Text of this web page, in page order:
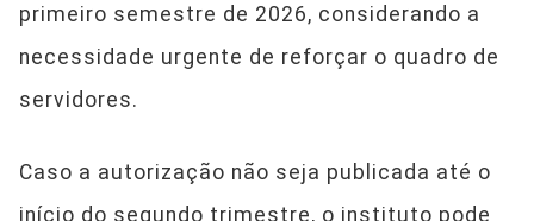
primeiro semestre de 2026, considerando a
necessidade urgente de reforçar o quadro de
servidores.
Caso a autorização não seja publicada até o
início do segundo trimestre, o instituto pode